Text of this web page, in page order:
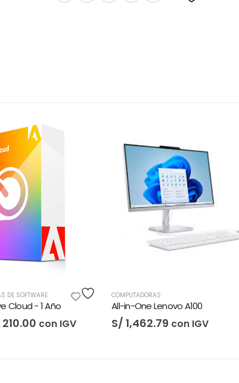
COMPUTADORAS
All-in-One Lenovo A100
S/1,462.79 con IGV